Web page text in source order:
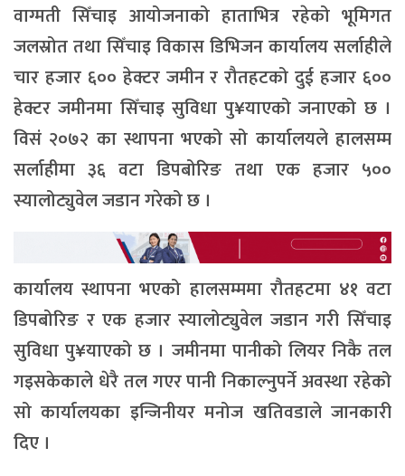
वाग्मती सिँचाइ आयोजनाको हाताभित्र रहेको भूमिगत
जलस्रोत तथा सिँचाइ विकास डिभिजन कार्यालय सर्लाहीले
चार हजार ६०० हेक्टर जमीन र रौतहटको दुई हजार ६००
हेक्टर जमीनमा सिँचाइ सुविधा पु¥याएको जनाएको छ ।
विसं २०७२ का स्थापना भएको सो कार्यालयले हालसम्म
सर्लाहीमा ३६ वटा डिपबोरिङ तथा एक हजार ५००
स्यालोट्युवेल जडान गरेको छ ।
कार्यालय स्थापना भएको हालसम्ममा रौतहटमा ४१ वटा
डिपबोरिङ र एक हजार स्यालोट्युवेल जडान गरी सिँचाइ
सुविधा पु¥याएको छ । जमीनमा पानीको लियर निकै तल
गइसकेकाले धेरै तल गएर पानी निकाल्नुपर्ने अवस्था रहेको
सो कार्यालयका इन्जिनीयर मनोज खतिवडाले जानकारी
दिए ।